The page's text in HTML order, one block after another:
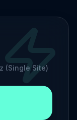
(Single Site)